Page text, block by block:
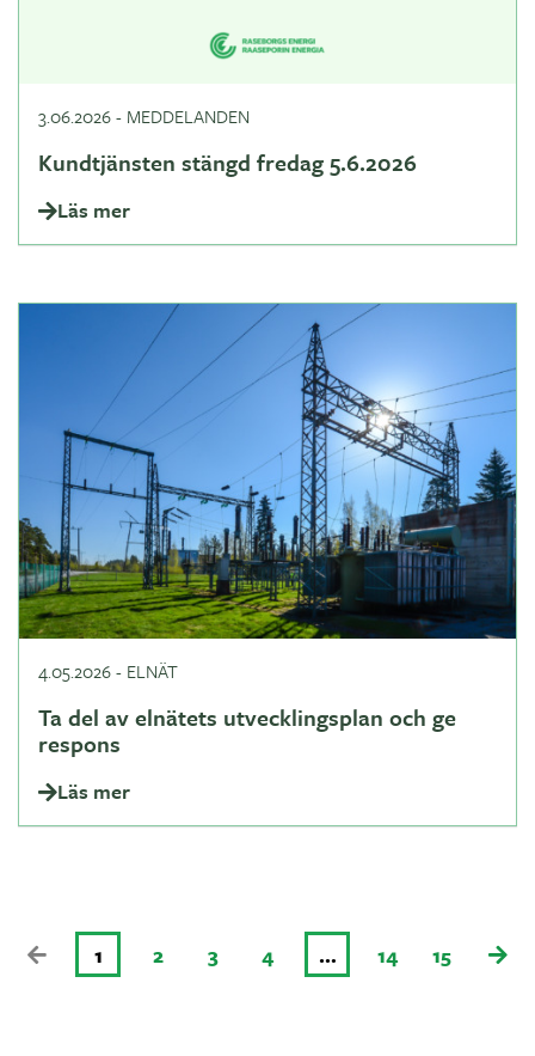
3.06.2026- MEDDELANDEN
Kundtjänsten stängd fredag 5.6.2026
Läs mer
4.05.2026- ELNÄT
Ta del av elnätets utvecklingsplan och ge
respons
Läs mer
1 2 3 4 … 14 15